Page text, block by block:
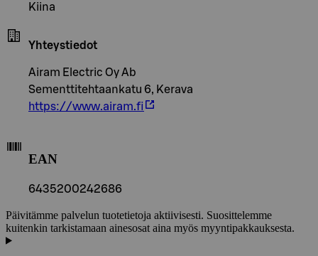
Kiina
Yhteystiedot
Airam Electric Oy Ab
Sementtitehtaankatu 6, Kerava
https://www.airam.fi
EAN
6435200242686
Päivitämme palvelun tuotetietoja aktiivisesti. Suosittelemme
kuitenkin tarkistamaan ainesosat aina myös myyntipakkauksesta.